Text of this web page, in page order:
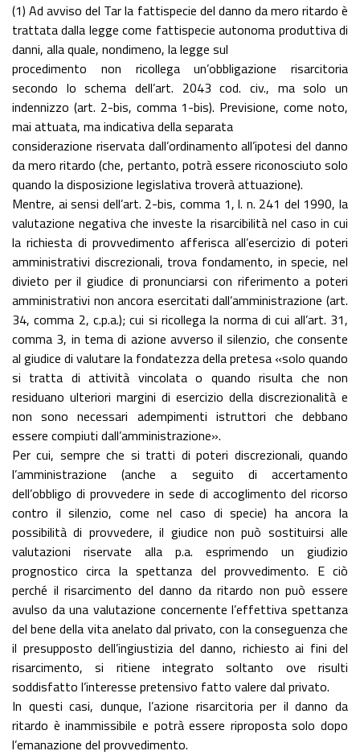
(1) Ad avviso del Tar la fattispecie del danno da mero ritardo è
trattata dalla legge come fattispecie autonoma produttiva di
danni, alla quale, nondimeno, la legge sul
procedimento non ricollega un’obbligazione risarcitoria
secondo lo schema dell’art. 2043 cod. civ., ma solo un
indennizzo (art. 2-bis, comma 1-bis). Previsione, come noto,
mai attuata, ma indicativa della separata
considerazione riservata dall’ordinamento all’ipotesi del danno
da mero ritardo (che, pertanto, potrà essere riconosciuto solo
quando la disposizione legislativa troverà attuazione).
Mentre, ai sensi dell’art. 2-bis, comma 1, l. n. 241 del 1990, la
valutazione negativa che investe la risarcibilità nel caso in cui
la richiesta di provvedimento afferisca all’esercizio di poteri
amministrativi discrezionali, trova fondamento, in specie, nel
divieto per il giudice di pronunciarsi con riferimento a poteri
amministrativi non ancora esercitati dall’amministrazione (art.
34, comma 2, c.p.a.); cui si ricollega la norma di cui all’art. 31,
comma 3, in tema di azione avverso il silenzio, che consente
al giudice di valutare la fondatezza della pretesa «solo quando
si tratta di attività vincolata o quando risulta che non
residuano ulteriori margini di esercizio della discrezionalità e
non sono necessari adempimenti istruttori che debbano
essere compiuti dall’amministrazione».
Per cui, sempre che si tratti di poteri discrezionali, quando
l’amministrazione (anche a seguito di accertamento
dell’obbligo di provvedere in sede di accoglimento del ricorso
contro il silenzio, come nel caso di specie) ha ancora la
possibilità di provvedere, il giudice non può sostituirsi alle
valutazioni riservate alla p.a. esprimendo un giudizio
prognostico circa la spettanza del provvedimento. E ciò
perché il risarcimento del danno da ritardo non può essere
avulso da una valutazione concernente l’effettiva spettanza
del bene della vita anelato dal privato, con la conseguenza che
il presupposto dell’ingiustizia del danno, richiesto ai fini del
risarcimento, si ritiene integrato soltanto ove risulti
soddisfatto l’interesse pretensivo fatto valere dal privato.
In questi casi, dunque, l’azione risarcitoria per il danno da
ritardo è inammissibile e potrà essere riproposta solo dopo
l’emanazione del provvedimento.